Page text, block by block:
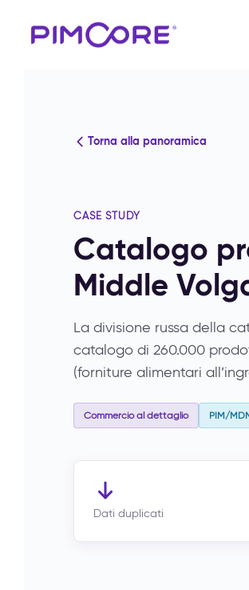
Torna alla panoramica
CASE STUDY
Catalogo
Middle
La divisione russa della
catalogo di 260.000
(forniture alimentari
Commercio al dettaglio PIM/
Dati duplicati